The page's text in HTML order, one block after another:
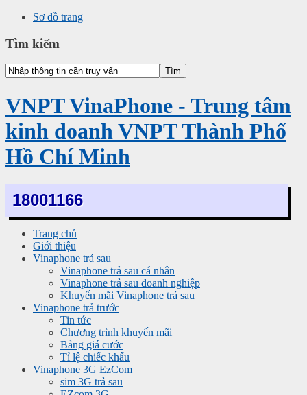
Sơ đồ trang
Tìm kiếm
VNPT VinaPhone - Trung tâm
kinh doanh VNPT Thành Phố
Hồ Chí Minh
18001166
Trang chủ
Giới thiệu
Vinaphone trả sau
Vinaphone trả sau cá nhân
Vinaphone trả sau doanh nghiệp
Khuyến mãi Vinaphone trả sau
Vinaphone trả trước
Tin tức
Chương trình khuyến mãi
Bảng giá cước
Tỉ lệ chiếc khấu
Vinaphone 3G EzCom
sim 3G trả sau